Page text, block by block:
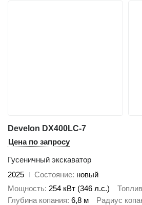
Develon DX400LC-7
Цена по запросу
Гусеничный экскаватор
2025
Состояние новый
Мощность 254 кВт (346 л.с.)
Глубина копания 6,8 м Радиус